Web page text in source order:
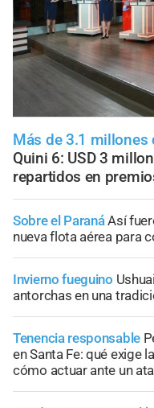
Más de 3.1 millones
Quini 6: USD 3
repartidos en
Sobre el ParanáAsí
nueva flota aérea para
Invierno fueguino
antorchas en una
Tenencia responsable
en Santa Fe: qué exige
cómo actuar ante un